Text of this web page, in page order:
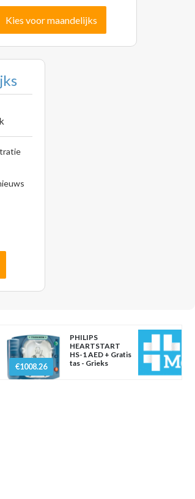
Kies voor maandelijks
€1008.26
PHILIPS
HEARTSTART
HS-1 AED + Gratis
tas - Grieks